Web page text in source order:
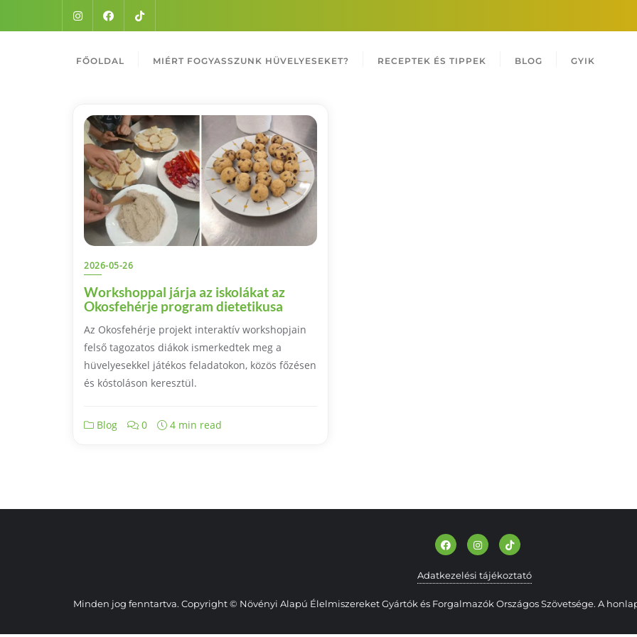
FŐOLDAL MIÉRT FOGYASSZUNK HÜVELYESEKET? RECEPTEK ÉS TIPPEK BLOG GYIK
2026-05-26
Workshoppal járja az iskolákat az
Okosfehérje program dietetikusa
Az Okosfehérje projekt interaktív workshopjain
felső tagozatos diákok ismerkedtek meg a
hüvelyesekkel játékos feladatokon, közös főzésen
és kóstoláson keresztül.
Blog 0 4 min read
Adatkezelési tájékoztató
Minden jog fenntartva. Copyright © Növényi Alapú Élelmiszereket Gyártók és Forgalmazók Országos Szövetsége. A